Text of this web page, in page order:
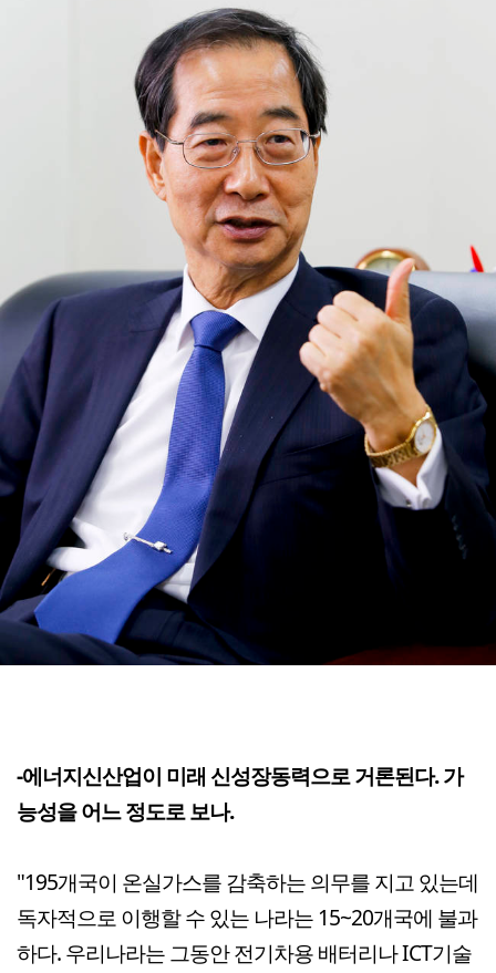
-에너지신산업이 미래 신성장동력으로 거론된다. 가
능성을 어느 정도로 보나.
"195개국이 온실가스를 감축하는 의무를 지고 있는데
독자적으로 이행할 수 있는 나라는 15~20개국에 불과
하다. 우리나라는 그동안 전기차용 배터리나 ICT기술